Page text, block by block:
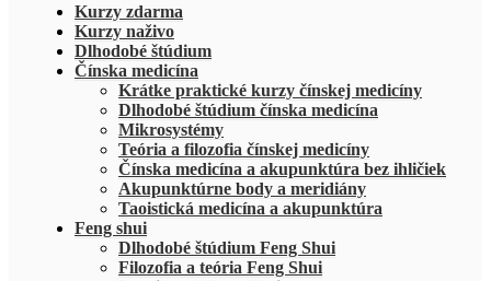
Kurzy zdarma
Kurzy naživo
Dlhodobé štúdium
Čínska medicína
Krátke praktické kurzy čínskej medicíny
Dlhodobé štúdium čínska medicína
Mikrosystémy
Teória a filozofia čínskej medicíny
Čínska medicína a akupunktúra bez ihličiek
Akupunktúrne body a meridiány
Taoistická medicína a akupunktúra
Feng shui
Dlhodobé štúdium Feng Shui
Filozofia a teória Feng Shui